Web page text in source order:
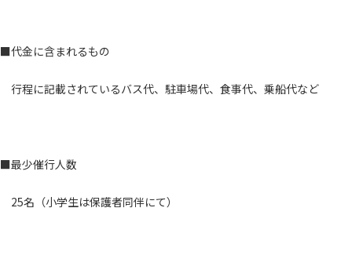
■代金に含まれるもの
行程に記載されているバス代、駐車場代、食事代、乗船代など
■最少催行人数
25名（小学生は保護者同伴にて）